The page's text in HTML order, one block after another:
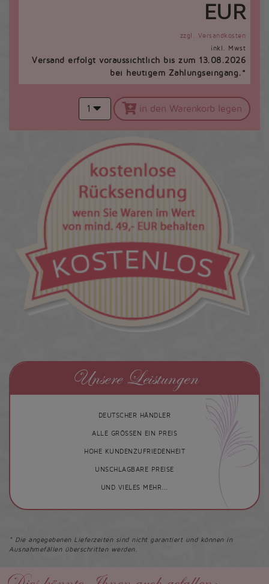
EUR
zzgl. Versandkosten
inkl. Mwst
Versand erfolgt voraussichtlich bis zum 13.08.2026
bei heutigem Zahlungseingang.*
1 in den Warenkorb legen
Unsere Leistungen
DEUTSCHER HÄNDLER
ALLE GRÖSSEN EIN PREIS
HOHE KUNDENZUFRIEDENHEIT
UNSCHLAGBARE PREISE
UND VIELES MEHR...
* Die angegebenen Lieferzeiten sind nicht garantiert und können in
Ausnahmefällen überschritten werden.